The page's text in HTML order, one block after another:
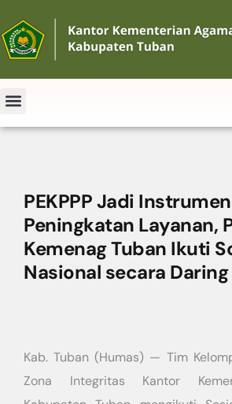
PEKPPP Jadi Instrumen
Peningkatan Layanan,
Kemenag Tuban Ikuti
Nasional secara Daring
Kab. Tuban (Humas) — Tim
Zona Integritas Kantor